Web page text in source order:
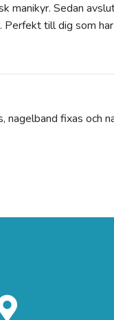
manikyr. Sedan
Perfekt till dig som
nagelband fixas och